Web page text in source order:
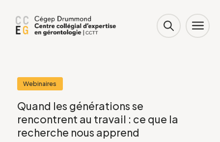
Webinaires
Quand les générations se
rencontrent au travail : ce que la
recherche nous apprend